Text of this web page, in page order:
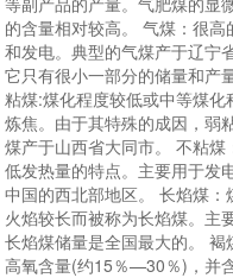
的含量相对较高。 气煤：很
和发电。典型的气煤产于辽宁
它只有很小一部分的储量和产
粘煤:煤化程度较低或中等煤
炼焦。由于其特殊的成因，弱
煤产于山西省大同市。 不粘
低发热量的特点。主要用于发
中国的西北部地区。 长焰煤
火焰较长而被称为长焰煤。主
长焰煤储量是全国最大的。 褐
高氧含量(约15％—30％)，并